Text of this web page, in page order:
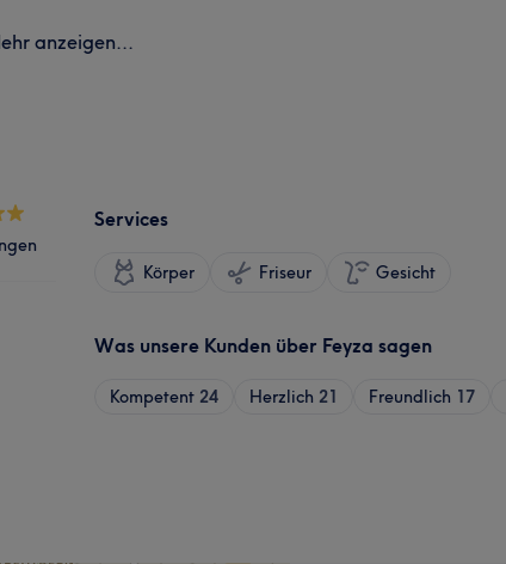
anzeigen...
Services
Körper Friseur Gesicht
Was unsere Kunden über Feyza sagen
Kompetent 24 Herzlich 21 Freundlich 17